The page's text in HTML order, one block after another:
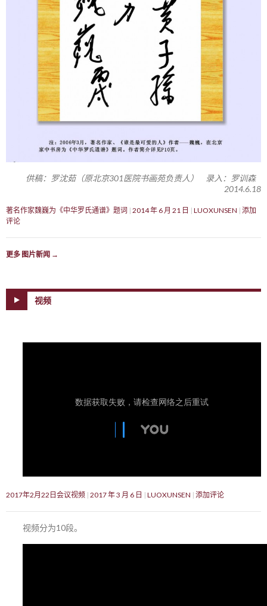
供稿：罗沈茹（原北京301医院书画苑负责人） 录入：罗训森
2014.6.18
著名作家魏巍为《中华罗氏通谱》题词 2014 年 6 月 21 日 LUOXUNSEN 添加
评论
更多 图片新闻 →
视频
2017年2月22日会议视频 2017 年 3 月 6 日 LUOXUNSEN 添加评论
视频分为10段。